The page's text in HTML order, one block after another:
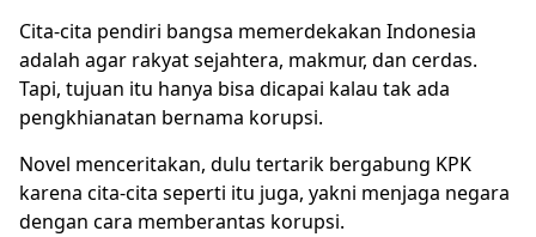
Cita-cita pendiri bangsa memerdekakan Indonesia
adalah agar rakyat sejahtera, makmur, dan cerdas.
Tapi, tujuan itu hanya bisa dicapai kalau tak ada
pengkhianatan bernama korupsi.
Novel menceritakan, dulu tertarik bergabung KPK
karena cita-cita seperti itu juga, yakni menjaga negara
dengan cara memberantas korupsi.